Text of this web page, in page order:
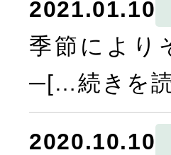
2021.01.10
季節によ
─[…続きを
2020.10.10